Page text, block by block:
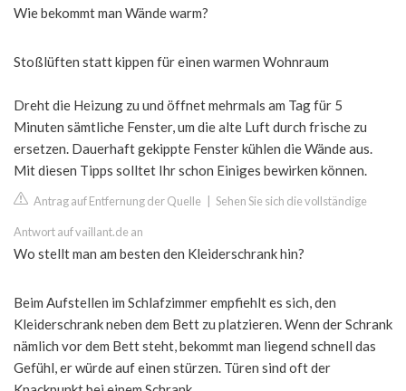
Wie bekommt man Wände warm?
Stoßlüften statt kippen für einen warmen Wohnraum
Dreht die Heizung zu und öffnet mehrmals am Tag für 5
Minuten sämtliche Fenster, um die alte Luft durch frische zu
ersetzen. Dauerhaft gekippte Fenster kühlen die Wände aus.
Mit diesen Tipps solltet Ihr schon Einiges bewirken können.
Antrag auf Entfernung der Quelle Sehen Sie sich die vollständige
Antwort auf vaillant.de an
Wo stellt man am besten den Kleiderschrank hin?
Beim Aufstellen im Schlafzimmer empfiehlt es sich, den
Kleiderschrank neben dem Bett zu platzieren. Wenn der Schrank
nämlich vor dem Bett steht, bekommt man liegend schnell das
Gefühl, er würde auf einen stürzen. Türen sind oft der